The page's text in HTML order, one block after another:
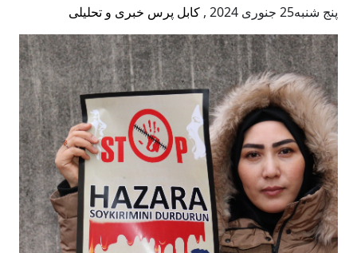
پنج شنبه25 جنوری 2024 , کابل پرس خبری و تحلیلی